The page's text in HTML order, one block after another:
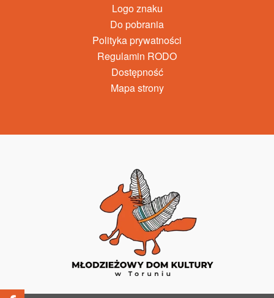
Logo znaku
Do pobrania
Polityka prywatności
Regulamin RODO
Dostępność
Mapa strony